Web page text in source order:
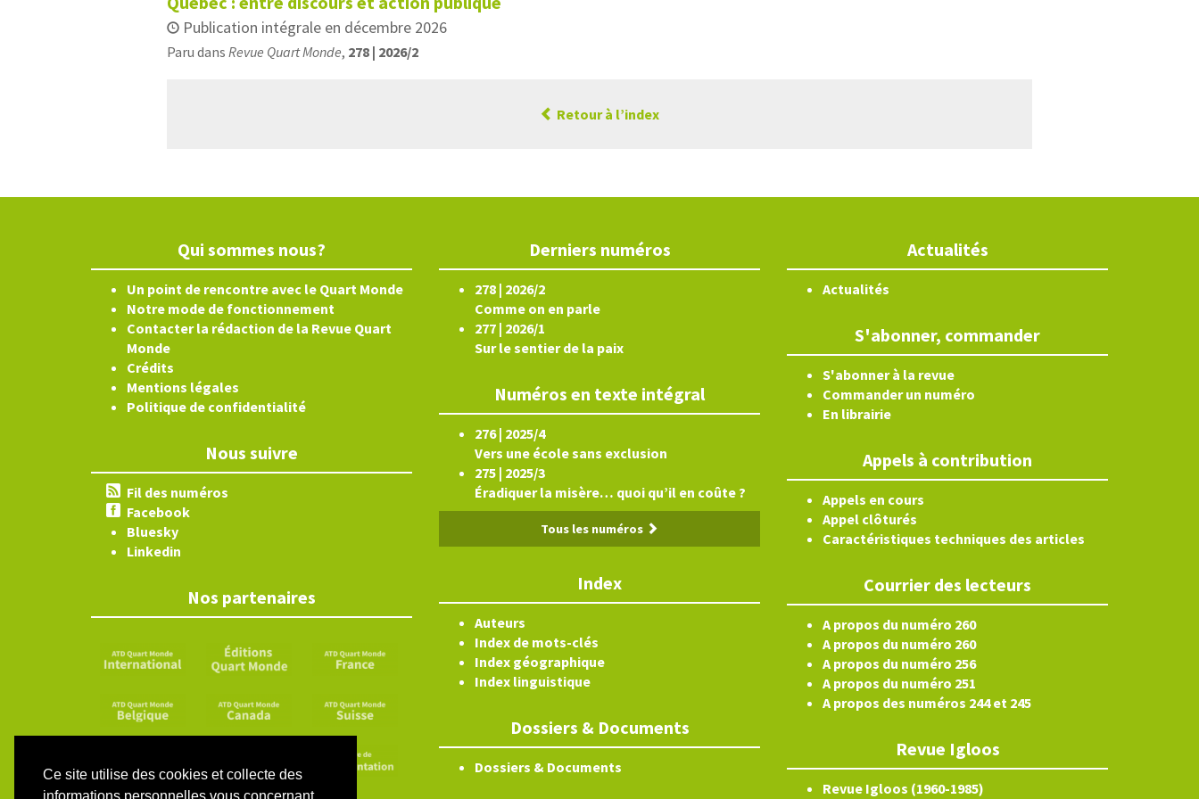
Ce site utilise des cookies et collecte des
Publication intégrale en décembre 2026
Paru dans Revue Quart Monde, 278 | 2026/2
Retour à l’index
Qui sommes nous?
Un point de rencontre avec le Quart Monde
Notre mode de fonctionnement
Contacter la rédaction de la Revue Quart
Monde
Crédits
Mentions légales
Politique de confidentialité
Nous suivre
Fil des numéros
Facebook
Bluesky
Linkedin
Nos partenaires
Derniers numéros
278 | 2026/2
Comme on en parle
277 | 2026/1
Sur le sentier de la paix
Numéros en texte intégral
276 | 2025/4
Vers une école sans exclusion
275 | 2025/3
Éradiquer la misère… quoi qu’il en coûte ?
Tous les numéros
Index
Auteurs
Index de mots-clés
Index géographique
Index linguistique
Dossiers & Documents
Dossiers & Documents
Actualités
Actualités
S'abonner, commander
S'abonner à la revue
Commander un numéro
En librairie
Appels à contribution
Appels en cours
Appel clôturés
Caractéristiques techniques des articles
Courrier des lecteurs
A propos du numéro 260
A propos du numéro 260
A propos du numéro 256
A propos du numéro 251
A propos des numéros 244 et 245
Revue Igloos
Revue Igloos (1960-1985)